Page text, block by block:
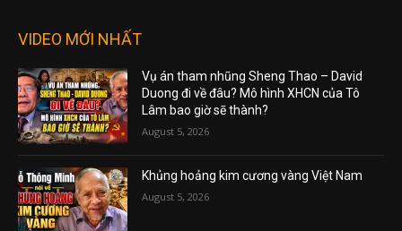
VIDEO MỚI NHẤT
Vụ án tham nhũng Sheng Thao – David
Duong đi về đâu? Mô hình XHCN của Tô
Lâm bao giờ sẽ thành?
August 5, 2026
Khủng hoảng kim cương vàng Việt Nam
August 5, 2026